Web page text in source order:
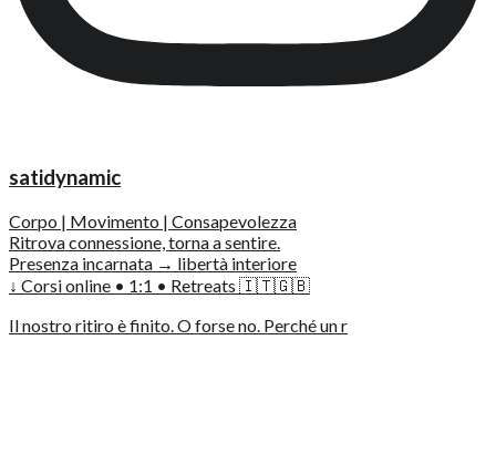
satidynamic
Corpo | Movimento | Consapevolezza
Ritrova connessione, torna a sentire.
Presenza incarnata → libertà interiore
↓ Corsi online • 1:1 • Retreats 🇮🇹🇬🇧
Il nostro ritiro è finito. O forse no. Perché un r